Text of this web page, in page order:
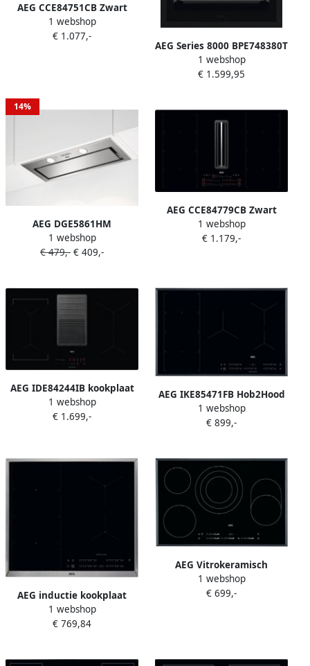
AEG CCE84751CB Zwart
Ingebouwd 83 cm
Inductiekookplaat zones 4
1 webshop
€ 1.077,-
AEG Series 8000 BPE748380T
Middelmaat Elektrische
oven 71 l 71 l Met ventilator
1 webshop
€ 1.599,95
14%
AEG DGE5861HM
Onderbouw afzuigkap RVS
1 webshop
€ 479,- € 409,-
AEG CCE84779CB Zwart
Ingebouwd 83 cm
Inductiekookplaat zones 4
1 webshop
€ 1.179,-
AEG IDE84244IB kookplaat
Zwart Ingebouwd
Inductiekookplaat zones 4
1 webshop
€ 1.699,-
AEG IKE85471FB Hob2Hood
Inductie kookplaat
1 webshop
€ 899,-
AEG inductie kookplaat
(inbouw) IKE64471XB
1 webshop
€ 769,84
AEG Vitrokeramisch
kookplaat HK854870FB
Hob2Hood 78 CM
1 webshop
€ 699,-